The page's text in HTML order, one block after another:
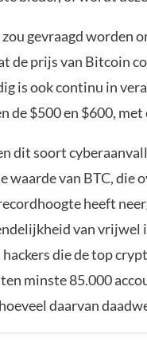
gevraagd worden
de prijs van Bitcoin
is ook continu in
de $500 en $600,
dit soort
waarde van BTC, die
heeft
van vrijwel
die de top
minste 85.000
daarvan